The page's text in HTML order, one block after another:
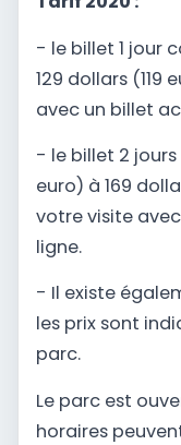
- le billet 1 jour
129 dollars (119
avec un billet
- le billet 2 jours
euro) à 169
votre visite
ligne.
- Il existe
les prix sont
parc.
Le parc est
horaires